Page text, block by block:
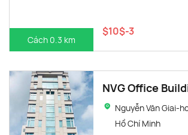
Cách 0.3 km
$10$-3
NVG Office
Nguyễn Văn Giai-
Hồ Chí Minh